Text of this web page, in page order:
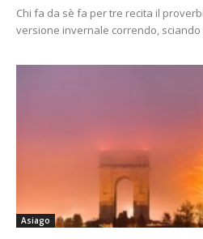
Chi fa da sè fa per tre recita il
versione invernale correndo,
Asiago